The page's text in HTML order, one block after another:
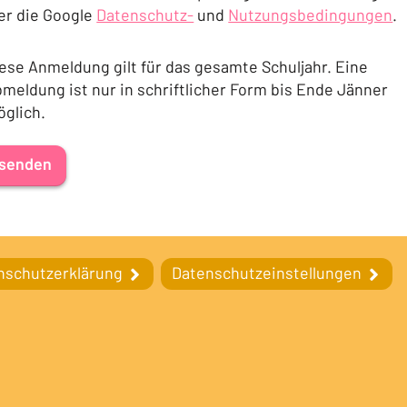
die Google Datenschutz- und Nutzungsbedingungen.
Anmeldung gilt für das gesamte Schuljahr. Eine
ist nur in schriftlicher Form bis Ende Jänner
Datenschutzeinstellungen